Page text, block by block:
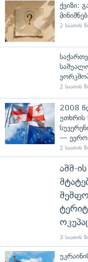
ქვიზი:
2 საათის
2 საათის
2008
უთხრის
—
2 საათის
აშშ-
3 საათის